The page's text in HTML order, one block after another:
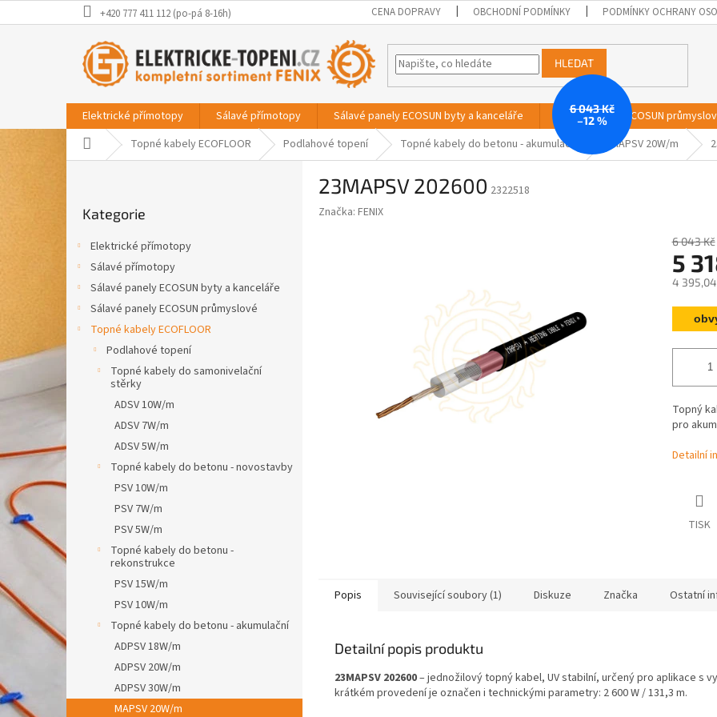
na
+420 777 411 112 (po-pá 8-16h) CENA DOPRAVY OBCHODNÍ PODMÍNKY PODMÍNKY OCHRANY
HLEDAT
Elektrické přímotopy Sálavé přímotopy Sálavé panely ECOSUN byty a kanceláře
Sálavé panely ECOSUN
Domů Topné kabely ECOFLOOR Podlahové topení Topné kabely do betonu - akumulační MAPSV 20W/m
a
e
kategorie
Kategorie
Elektrické přímotopy
Sálavé přímotopy
Sálavé panely ECOSUN byty a kanceláře
Sálavé panely ECOSUN průmyslové
Topné kabely ECOFLOOR
Podlahové topení
Topné kabely do samonivelační
stěrky
ADSV 10W/m
ADSV 7W/m
ADSV 5W/m
Topné kabely do betonu - novostavby
PSV 10W/m
PSV 7W/m
PSV 5W/m
Topné kabely do betonu -
rekonstrukce
PSV 15W/m
PSV 10W/m
Topné kabely do betonu - akumulační
ADPSV 18W/m
ADPSV 20W/m
ADPSV 30W/m
MAPSV 20W/m
23MAPSV 202600 2322518
Značka: FENIX
6 043 Kč
–12 %
6 043 Kč
5
4 395,04
Měrná
cena:
Topný
pro
Detailní
TISK
Popis Související soubory (1) Diskuze Značka Ostatní
Detailní popis produktu
23MAPSV 202600– jednožilový topný kabel, UV stabilní, určený pro aplikace s
krátkém provedení je označen i technickými parametry: 2 600 W / 131,3 m.